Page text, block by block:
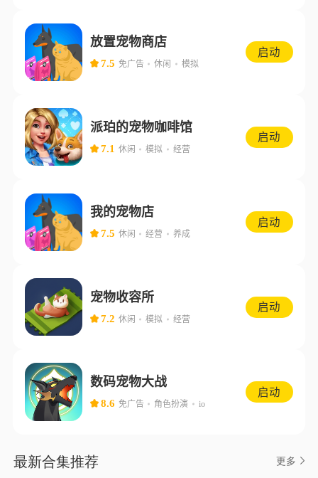
放置宠物商店
7.5 免广告 休闲 模拟
启动
派珀的宠物咖啡馆
7.1 休闲 模拟 经营
启动
我的宠物店
7.5 休闲 经营 养成
启动
宠物收容所
7.2 休闲 模拟 经营
启动
数码宠物大战
8.6 免广告 角色扮演 io
启动
最新合集推荐 更多